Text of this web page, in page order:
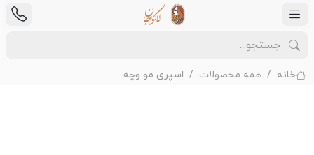
خانه همه محصولات اسپری مو وچه